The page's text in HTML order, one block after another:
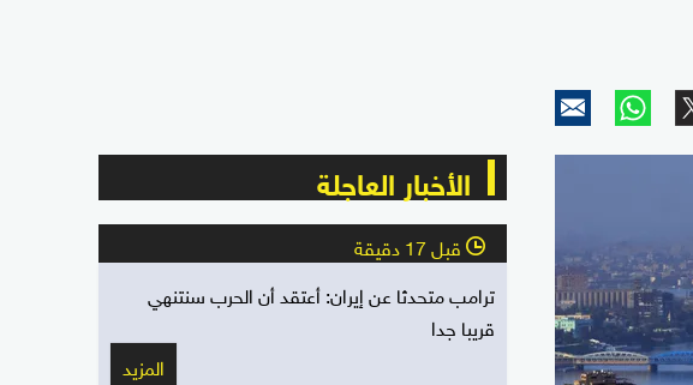
الأخبار العاجلة
l قبل 17 دقيقة
ترامب متحدثا عن إيران: أعتقد أن الحرب سنتنهي
قريبا جدا
المزيد